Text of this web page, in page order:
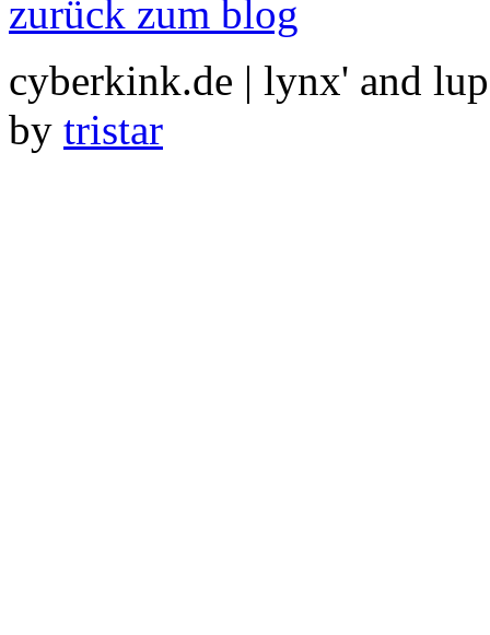
zurück zum blog
cyberkink.de | lynx' and
by tristar